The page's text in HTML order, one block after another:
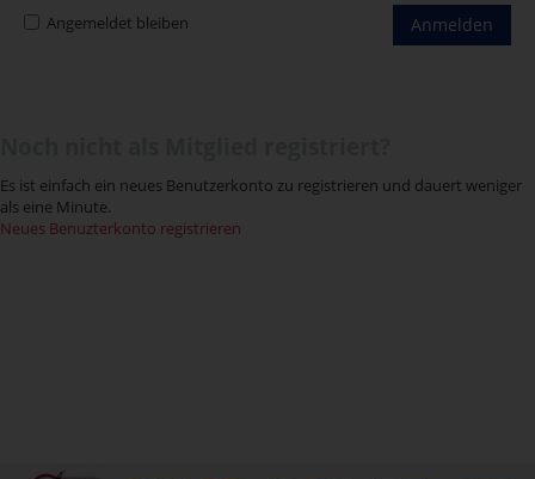
Anmelden
Angemeldet bleiben
Es ist einfach ein neues Benutzerkonto zu registrieren und dauert weniger
als eine Minute.
Neues Benuzterkonto registrieren